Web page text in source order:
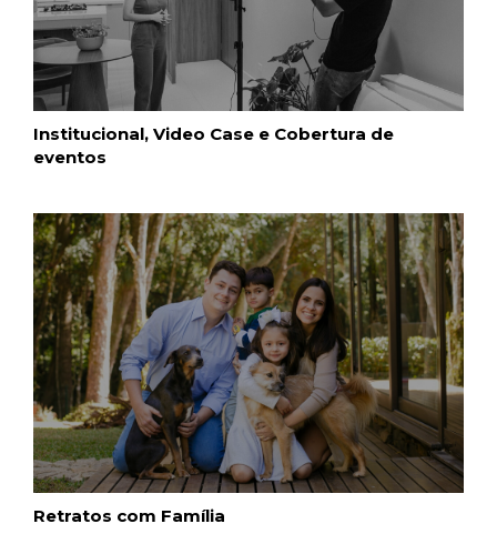
Institucional, Video Case e Cobertura de
eventos
Retratos com Família